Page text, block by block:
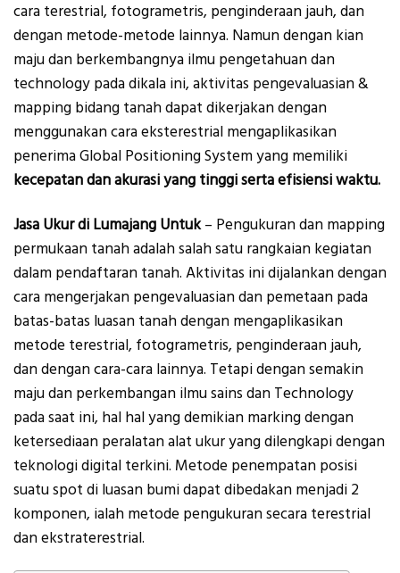
cara terestrial, fotogrametris, penginderaan jauh, dan
dengan metode-metode lainnya. Namun dengan kian
maju dan berkembangnya ilmu pengetahuan dan
technology pada dikala ini, aktivitas pengevaluasian &
mapping bidang tanah dapat dikerjakan dengan
menggunakan cara eksterestrial mengaplikasikan
penerima Global Positioning System yang memiliki
kecepatan dan akurasi yang tinggi serta efisiensi waktu.
Jasa Ukur di Lumajang Untuk– Pengukuran dan mapping
permukaan tanah adalah salah satu rangkaian kegiatan
dalam pendaftaran tanah. Aktivitas ini dijalankan dengan
cara mengerjakan pengevaluasian dan pemetaan pada
batas-batas luasan tanah dengan mengaplikasikan
metode terestrial, fotogrametris, penginderaan jauh,
dan dengan cara-cara lainnya. Tetapi dengan semakin
maju dan perkembangan ilmu sains dan Technology
pada saat ini, hal hal yang demikian marking dengan
ketersediaan peralatan alat ukur yang dilengkapi dengan
teknologi digital terkini. Metode penempatan posisi
suatu spot di luasan bumi dapat dibedakan menjadi 2
komponen, ialah metode pengukuran secara terestrial
dan ekstraterestrial.